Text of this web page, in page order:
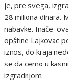
je, pre svega,
28 miliona dinara.
nabavke. Inače,
opštine Lajkovac
iznos, do kraja
se da ćemo u
izgradnjom.